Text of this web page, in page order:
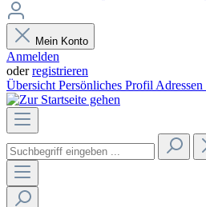
Mein Konto
Anmelden
oderregistrieren
Übersicht Persönliches Profil Adressen